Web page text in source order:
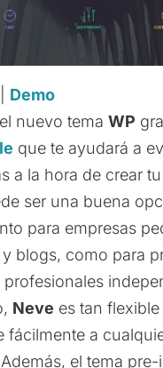
Demo
nuevo tema WP
que te ayudará a
a la hora de crear
ser una buena
para empresas
blogs, como para
Neve es tan
fácilmente a
el tema pre-